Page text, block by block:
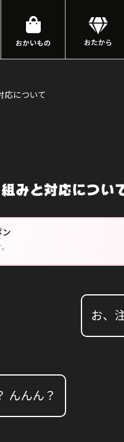
おかいもの おたから
応について
みと対応につい
ン
お、
んんん？